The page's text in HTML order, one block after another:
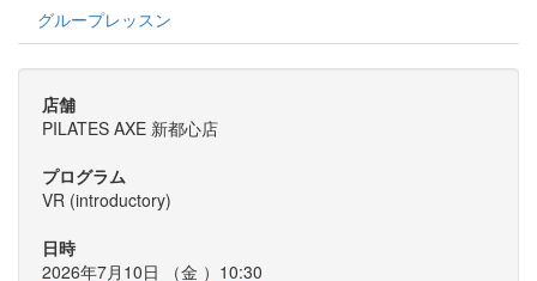
グループレッスン
店舗
PILATES AXE 新都心店
プログラム
VR (introductory)
日時
2026年7月10日 （金 ）10:30